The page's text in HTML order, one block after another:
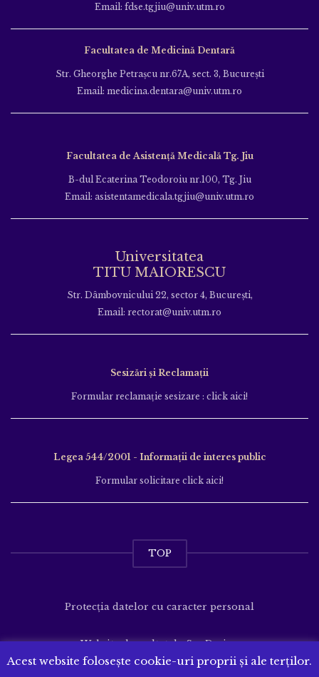
Email: fdse.tgjiu@univ.utm.ro
Facultatea de Medicină Dentară
Str. Gheorghe Petraşcu nr.67A, sect. 3, Bucureşti
Email: medicina.dentara@univ.utm.ro
Facultatea de Asistență Medicală Tg. Jiu
B-dul Ecaterina Teodoroiu nr.100, Tg. Jiu
Email: asistentamedicala.tgjiu@univ.utm.ro
Universitatea
TITU MAIORESCU
Str. Dâmbovnicului 22, sector 4, București,
Email: rectorat@univ.utm.ro
Sesizări și Reclamații
Formular reclamație sesizare : click aici!
Legea 544/2001 - Informații de interes public
Formular solicitare click aici!
TOP
Protecția datelor cu caracter personal
Website dezvoltat deSenDesign
Acest website folosește cookie-uri proprii și ale terților.